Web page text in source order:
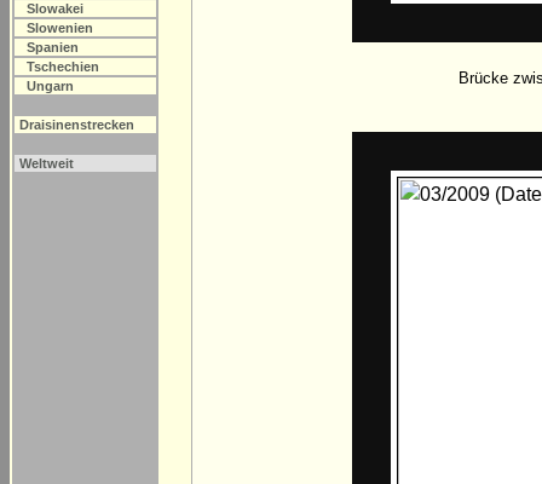
Slowakei
Slowenien
Spanien
Tschechien
Ungarn
Draisinenstrecken
Weltweit
Brücke